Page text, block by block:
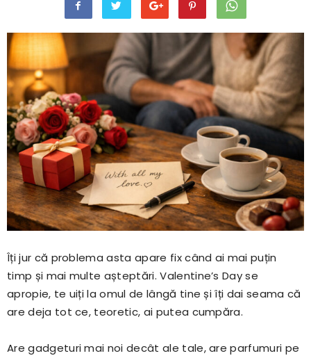
Îți jur că problema asta apare fix când ai mai puțin
timp și mai multe așteptări. Valentine’s Day se
apropie, te uiți la omul de lângă tine și îți dai seama că
are deja tot ce, teoretic, ai putea cumpăra.
Are gadgeturi mai noi decât ale tale, are parfumuri pe